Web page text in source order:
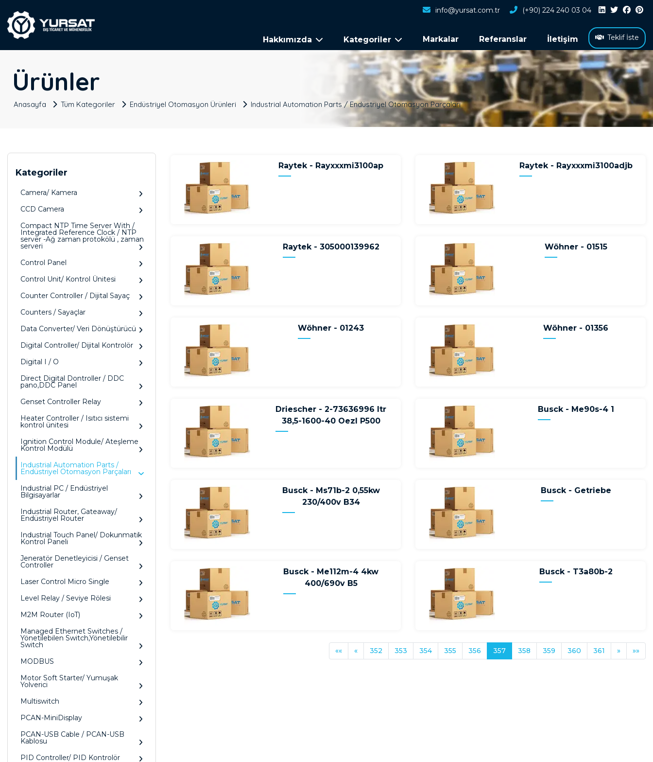
info@yursat.com.tr (+90) 224 240 03 04
Hakkımızda Kategoriler Markalar Referanslar İletişim Teklif İste
Ürünler
Anasayfa Tüm Kategoriler Endüstriyel Otomasyon Ürünleri Industrial Automation Parts / Endüstriyel Otomasyon Parçaları
Kategoriler
Camera/ Kamera
CCD Camera
Compact NTP Time Server With /
Integrated Reference Clock / NTP
server -Ağ zaman protokölü , zaman
serveri
Control Panel
Control Unit/ Kontrol Ünitesi
Counter Controller / Dijital Sayaç
Counters / Sayaçlar
Data Converter/ Veri Dönüştürücü
Digital Controller/ Dijital Kontrolör
Digital I / O
Direct Digital Dontroller / DDC
pano,DDC Panel
Genset Controller Relay
Heater Controller / Isıtıcı sistemi
kontrol ünitesi
Ignition Control Module/ Ateşleme
Kontrol Modülü
Industrial Automation Parts /
Endüstriyel Otomasyon Parçaları
Industrial PC / Endüstriyel
Bilgisayarlar
Industrial Router, Gateaway/
Endüstriyel Router
Industrial Touch Panel/ Dokunmatik
Kontrol Paneli
Jeneratör Denetleyicisi / Genset
Controller
Laser Control Micro Single
Level Relay / Seviye Rölesi
M2M Router (IoT)
Managed Ethernet Switches /
Yönetilebilen Switch,Yönetilebilir
Switch
MODBUS
Motor Soft Starter/ Yumuşak
Yolverici
Multiswitch
PCAN-MiniDisplay
PCAN-USB Cable / PCAN-USB
Kablosu
PID Controller/ PID Kontrolör
Raytek - Rayxxxmi3100ap Raytek - Rayxxxmi3100adjb
Raytek - 305000139962 Wöhner - 01515
Wöhner - 01243 Wöhner - 01356
Driescher - 2-73636996 Itr
38,5-1600-40 Oezl P500
Busck - Me90s-4 1
Busck - Ms71b-2 0,55kw
230/400v B34
Busck - Getriebe
Busck - Me112m-4 4kw
400/690v B5
Busck - T3a80b-2
«« « 352 353 354 355 356 357 358 359 360 361 » »»